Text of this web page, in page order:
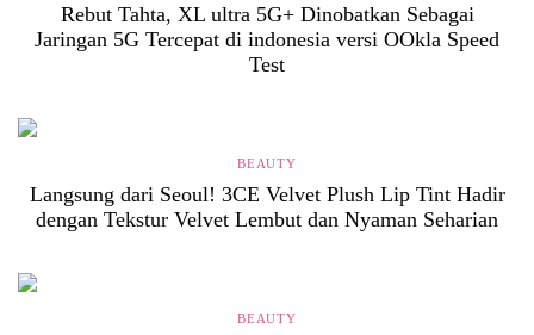
Rebut Tahta, XL ultra 5G+ Dinobatkan Sebagai
Jaringan 5G Tercepat di indonesia versi OOkla Speed
Test
BEAUTY
Langsung dari Seoul! 3CE Velvet Plush Lip Tint Hadir
dengan Tekstur Velvet Lembut dan Nyaman Seharian
BEAUTY